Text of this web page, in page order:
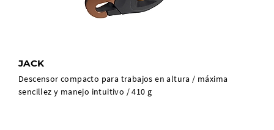
JACK
Descensor compacto para trabajos en altura / máxima
sencillez y manejo intuitivo / 410 g